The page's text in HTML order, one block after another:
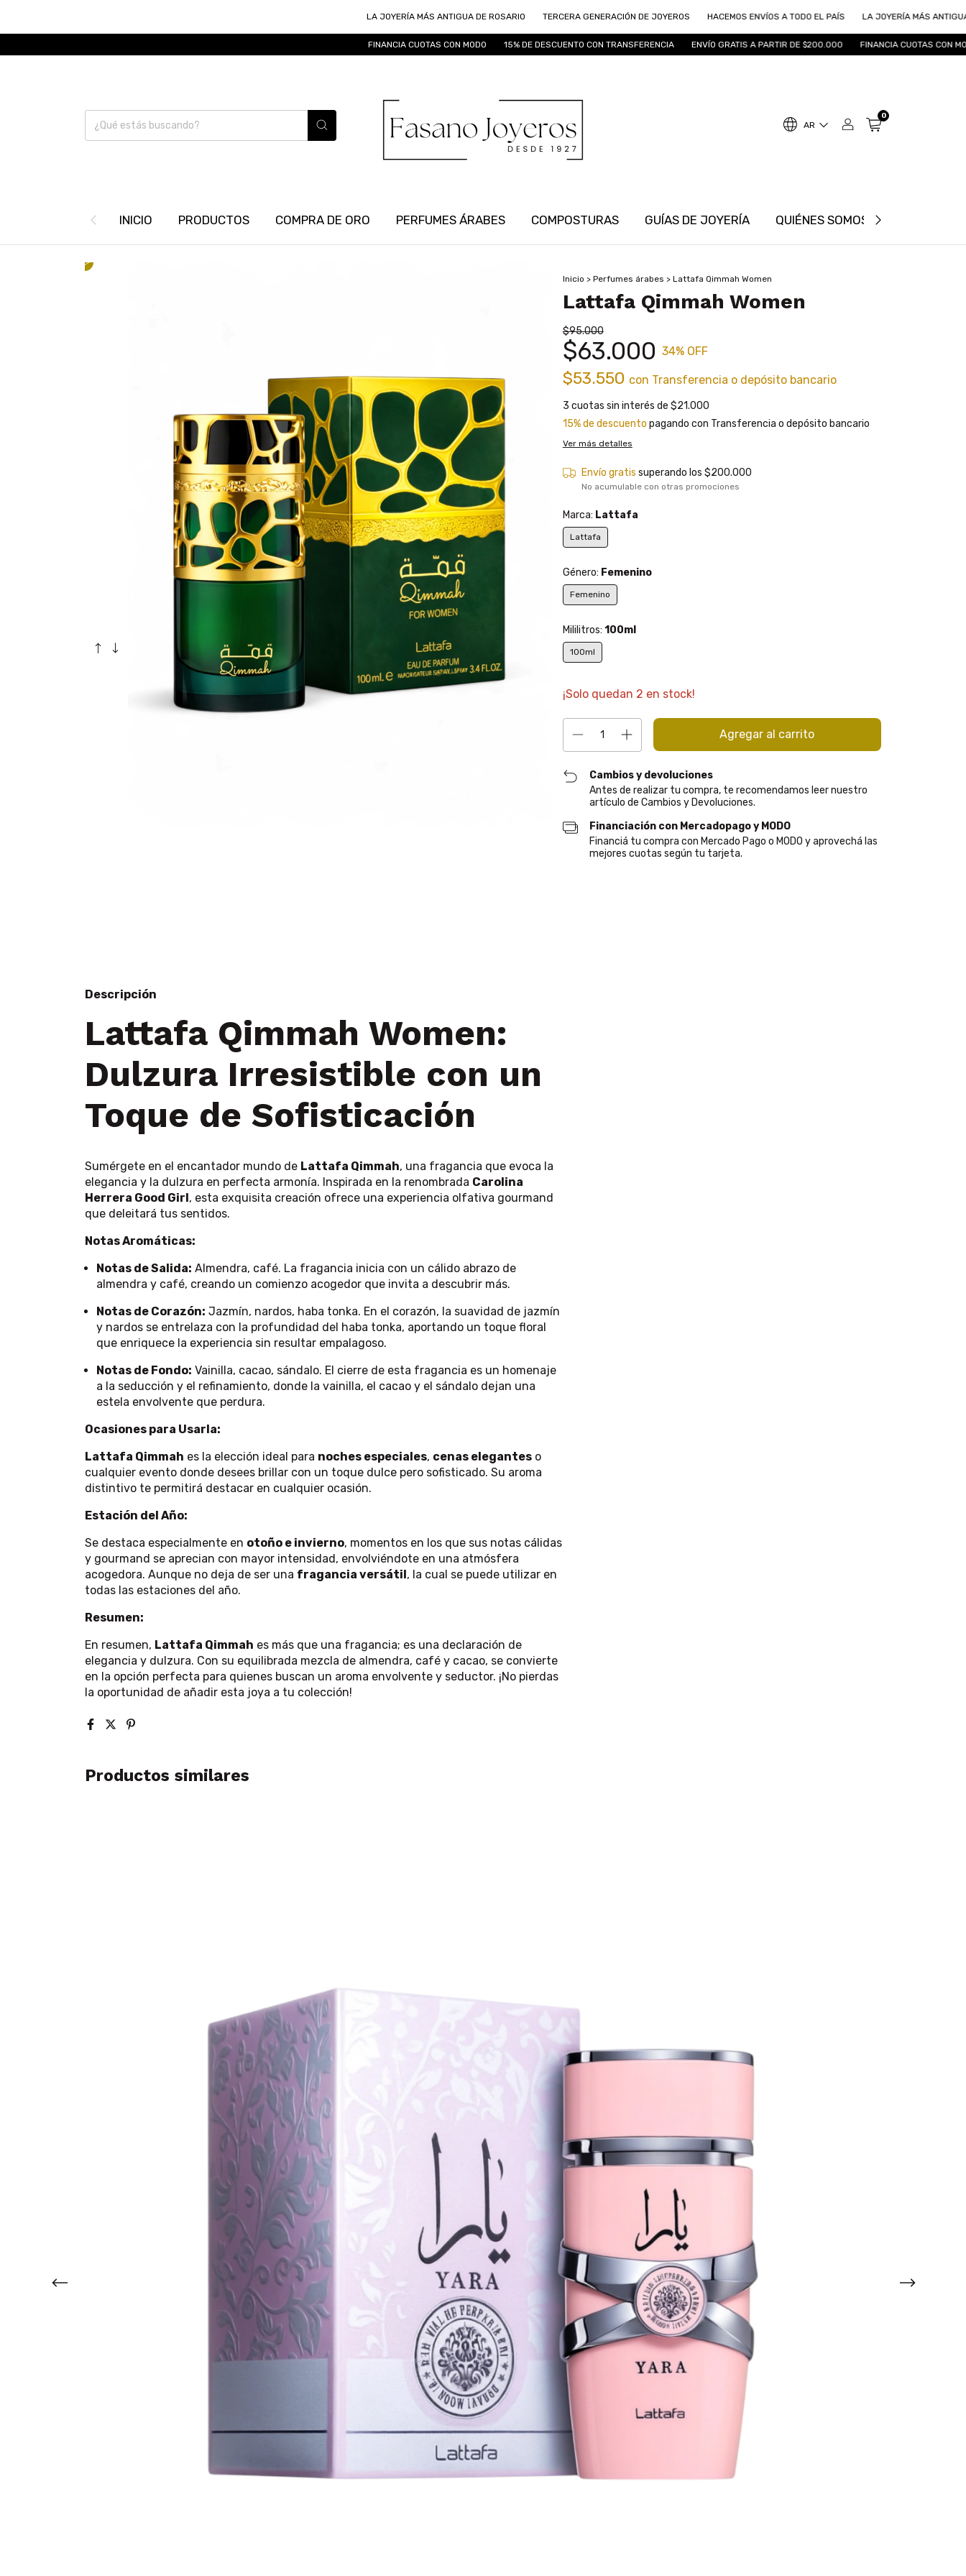
LA JOYERÍA MÁS ANTIGUA DE ROSARIO TERCERA GENERACIÓN DE JOYEROS HACEMOS ENVÍOS A TODO EL PAÍS LA JOYERÍA MÁS ANTIGUA DE
FINANCIA CUOTAS CON MODO 15% DE DESCUENTO CON TRANSFERENCIA ENVÍO GRATIS A PARTIR DE $200.000 FINANCIA CUOTAS CON MODO
AR
0
INICIO PRODUCTOS COMPRA DE ORO PERFUMES ÁRABES COMPOSTURAS GUÍAS DE JOYERÍA QUIÉNES SOMOS
Inicio > Perfumes árabes > Lattafa Qimmah Women
Lattafa Qimmah Women
$95.000
$63.000 34% OFF
$53.550 con Transferencia o depósito bancario
3 cuotas sin interés de $21.000
15% de descuento pagando con Transferencia o depósito bancario
Ver más detalles
Envío gratis superando los$200.000
No acumulable con otras promociones
Marca: Lattafa
Lattafa
Género: Femenino
Femenino
Mililitros: 100ml
100ml
¡Solo quedan 2 en stock!
Cambios y devoluciones
Antes de realizar tu compra, te recomendamos leer nuestro
artículo de Cambios y Devoluciones.
Financiación con Mercadopago y MODO
Financiá tu compra con Mercado Pago o MODO y aprovechá las
mejores cuotas según tu tarjeta.
Descripción
Lattafa Qimmah Women:
Dulzura Irresistible con un
Toque de Sofisticación
Sumérgete en el encantador mundo de Lattafa Qimmah, una fragancia que evoca la
elegancia y la dulzura en perfecta armonía. Inspirada en la renombrada Carolina
Herrera Good Girl, esta exquisita creación ofrece una experiencia olfativa gourmand
que deleitará tus sentidos.
Notas Aromáticas:
Notas de Salida: Almendra, café. La fragancia inicia con un cálido abrazo de
almendra y café, creando un comienzo acogedor que invita a descubrir más.
Notas de Corazón: Jazmín, nardos, haba tonka. En el corazón, la suavidad de jazmín
y nardos se entrelaza con la profundidad del haba tonka, aportando un toque floral
que enriquece la experiencia sin resultar empalagoso.
Notas de Fondo: Vainilla, cacao, sándalo. El cierre de esta fragancia es un homenaje
a la seducción y el refinamiento, donde la vainilla, el cacao y el sándalo dejan una
estela envolvente que perdura.
Ocasiones para Usarla:
Lattafa Qimmah es la elección ideal para noches especiales, cenas elegantes o
cualquier evento donde desees brillar con un toque dulce pero sofisticado. Su aroma
distintivo te permitirá destacar en cualquier ocasión.
Estación del Año:
Se destaca especialmente en otoño e invierno, momentos en los que sus notas cálidas
y gourmand se aprecian con mayor intensidad, envolviéndote en una atmósfera
acogedora. Aunque no deja de ser una fragancia versátil, la cual se puede utilizar en
todas las estaciones del año.
Resumen:
En resumen, Lattafa Qimmah es más que una fragancia; es una declaración de
elegancia y dulzura. Con su equilibrada mezcla de almendra, café y cacao, se convierte
en la opción perfecta para quienes buscan un aroma envolvente y seductor. ¡No pierdas
la oportunidad de añadir esta joya a tu colección!
Productos similares